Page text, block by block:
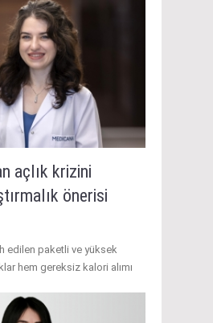
açlık krizini
önerisi
edilen paketli ve yüksek
hem gereksiz kalori alımı